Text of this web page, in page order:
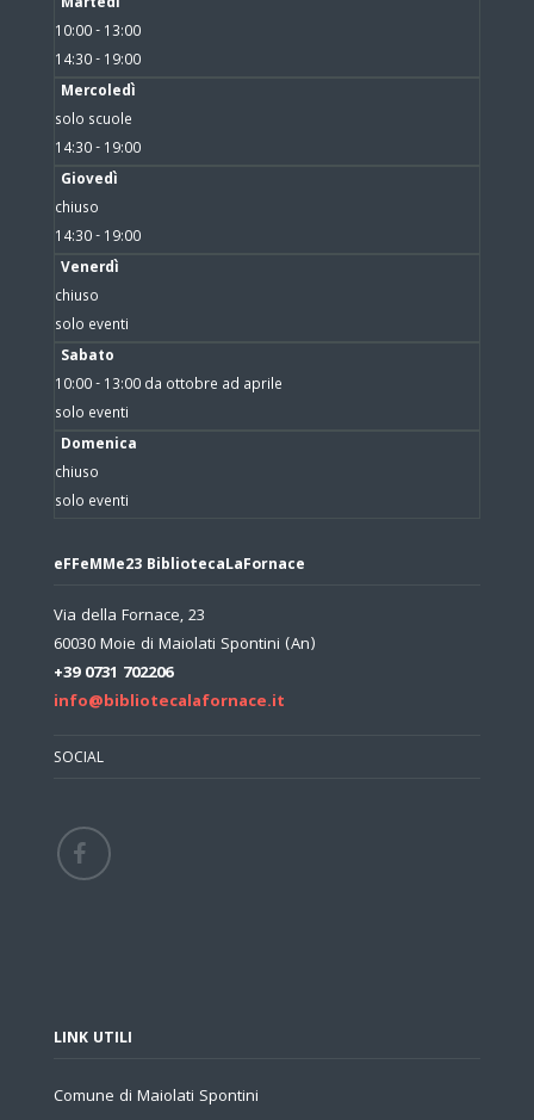
10:00 - 13:00
14:30 - 19:00
Mercoledì
solo scuole
14:30 - 19:00
Giovedì
chiuso
14:30 - 19:00
Venerdì
chiuso
solo eventi
Sabato
10:00 - 13:00 da ottobre ad aprile
solo eventi
Domenica
chiuso
solo eventi
eFFeMMe23 BibliotecaLaFornace
Via della Fornace, 23
60030 Moie di Maiolati Spontini (An)
+39 0731 702206
info@bibliotecalafornace.it
SOCIAL
LINK UTILI
Comune di Maiolati Spontini